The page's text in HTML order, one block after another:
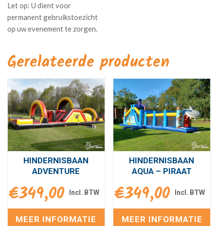
Gerelateerde producten
HINDERNISBAAN
ADVENTURE
€349,00
MEER INFORMATIE
HINDERNISBAAN
AQUA – PIRAAT
€349,00
MEER INFORMATIE